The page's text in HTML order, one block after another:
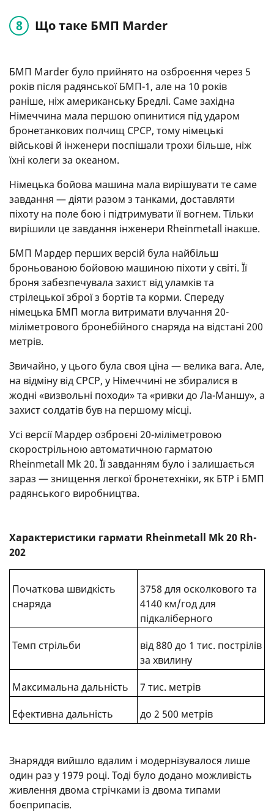
Що таке БМП Marder
БМП Marder було прийнято на озброєння через 5
років після радянської БМП-1, але на 10 років
раніше, ніж американську Бредлі. Саме західна
Німеччина мала першою опинитися під ударом
бронетанкових полчищ СРСР, тому німецькі
військові й інженери поспішали трохи більше, ніж
їхні колеги за океаном.
Німецька бойова машина мала вирішувати те саме
завдання — діяти разом з танками, доставляти
піхоту на поле бою і підтримувати її вогнем. Тільки
вирішили це завдання інженери Rheinmetall інакше.
БМП Мардер перших версій була найбільш
броньованою бойовою машиною піхоти у світі. Її
броня забезпечувала захист від уламків та
стрілецької зброї з бортів та корми. Спереду
німецька БМП могла витримати влучання 20-
міліметрового бронебійного снаряда на відстані 200
метрів.
Звичайно, у цього була своя ціна — велика вага. Але,
на відміну від СРСР, у Німеччині не збиралися в
жодні «визвольні походи» та «ривки до Ла-Маншу», а
захист солдатів був на першому місці.
Усі версії Мардер озброєні 20-міліметровою
скорострільною автоматичною гарматою
Rheinmetall Mk 20. Її завданням було і залишається
зараз — знищення легкої бронетехніки, як БТР і БМП
радянського виробництва.
Характеристики гармати Rheinmetall Mk 20 Rh-
202
Початкова швидкість
снаряда
3758 для осколкового та
4140 км/год для
підкаліберного
Темп стрільби
від 880 до 1 тис. пострілів
за хвилину
Максимальна дальність
7 тис. метрів
Ефективна дальність
до 2 500 метрів
Знаряддя вийшло вдалим і модернізувалося лише
один раз у 1979 році. Тоді було додано можливість
живлення двома стрічками із двома типами
боєприпасів.